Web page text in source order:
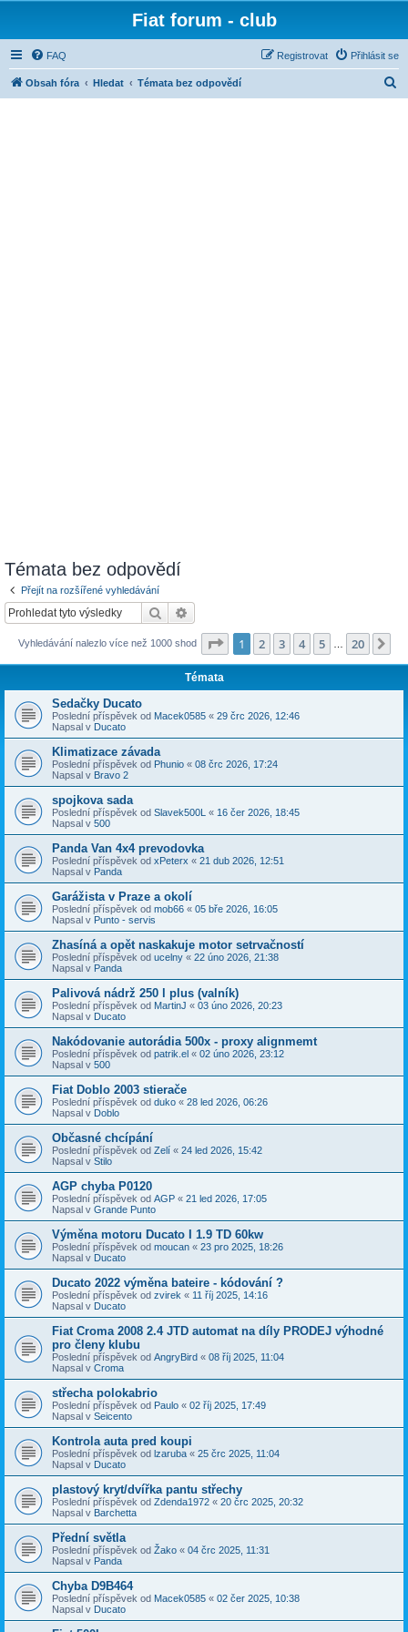
Fiat forum - club
FAQ Přihlásit se
Registrovat
Obsah fóra Hledat Témata bez odpovědí
Témata bez odpovědí
Přejít na rozšířené vyhledávání
Hledat
Vyhledávání nalezlo více než 1000 shod Stránka z 20
1 2 3 4 5 20
Témata
Sedačky Ducato
Poslední příspěvek od Macek0585 « 29 črc 2026, 12:46
Napsal v Ducato
Klimatizace závada
Poslední příspěvek od Phunio « 08 črc 2026, 17:24
Napsal v Bravo 2
spojkova sada
Poslední příspěvek od Slavek500L « 16 čer 2026, 18:45
Napsal v 500
Panda Van 4x4 prevodovka
Poslední příspěvek od xPeterx « 21 dub 2026, 12:51
Napsal v Panda
Garážista v Praze a okolí
Poslední příspěvek od mob66 « 05 bře 2026, 16:05
Napsal v Punto - servis
Zhasíná a opět naskakuje motor setrvačností
Poslední příspěvek od ucelny « 22 úno 2026, 21:38
Napsal v Panda
Palivová nádrž 250 l plus (valník)
Poslední příspěvek od MartinJ « 03 úno 2026, 20:23
Napsal v Ducato
Nakódovanie autorádia 500x - proxy alignmemt
Poslední příspěvek od patrik.el « 02 úno 2026, 23:12
Napsal v 500
Fiat Doblo 2003 stierače
Poslední příspěvek od duko « 28 led 2026, 06:26
Napsal v Doblo
Občasné chcípání
Poslední příspěvek od Zelí « 24 led 2026, 15:42
Napsal v Stilo
AGP chyba P0120
Poslední příspěvek od AGP « 21 led 2026, 17:05
Napsal v Grande Punto
Výměna motoru Ducato I 1.9 TD 60kw
Poslední příspěvek od moucan « 23 pro 2025, 18:26
Napsal v Ducato
Ducato 2022 výměna bateire - kódování ?
Poslední příspěvek od zvirek « 11 říj 2025, 14:16
Napsal v Ducato
Fiat Croma 2008 2.4 JTD automat na díly PRODEJ výhodné
pro členy klubu
Poslední příspěvek od AngryBird « 08 říj 2025, 11:04
Napsal v Croma
střecha polokabrio
Poslední příspěvek od Paulo « 02 říj 2025, 17:49
Napsal v Seicento
Kontrola auta pred koupi
Poslední příspěvek od lzaruba « 25 črc 2025, 11:04
Napsal v Ducato
plastový kryt/dvířka pantu střechy
Poslední příspěvek od Zdenda1972 « 20 črc 2025, 20:32
Napsal v Barchetta
Přední světla
Poslední příspěvek od Žako « 04 črc 2025, 11:31
Napsal v Panda
Chyba D9B464
Poslední příspěvek od Macek0585 « 02 čer 2025, 10:38
Napsal v Ducato